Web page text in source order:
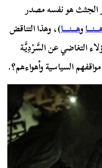
الجثث هو نفسه مصدر
وهـــنــــا)، وهذا التناقض
التغاضي عن السَّرْدِيَّة
السياسية وأهواءهم؟.